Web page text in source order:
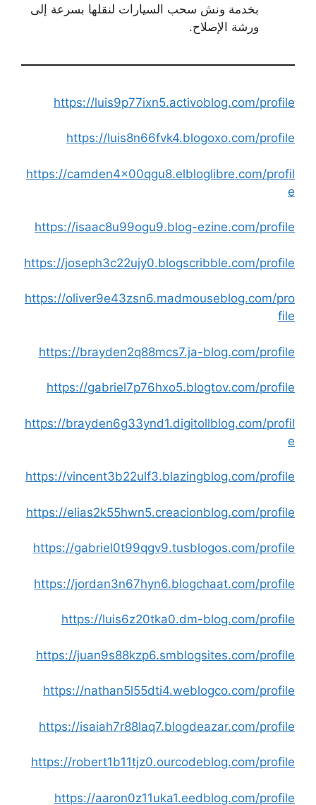
بخدمة ونش سحب السيارات لنقلها بسرعة إلى
ورشة الإصلاح.
https://luis9p77ixn5.activoblog.com/profile
https://luis8n66fvk4.blogoxo.com/profile
https://camden4x00qgu8.elbloglibre.com/profil
e
https://isaac8u99ogu9.blog-ezine.com/profile
https://joseph3c22ujy0.blogscribble.com/profile
https://oliver9e43zsn6.madmouseblog.com/pro
file
https://brayden2q88mcs7.ja-blog.com/profile
https://gabriel7p76hxo5.blogtov.com/profile
https://brayden6g33ynd1.digitollblog.com/profil
e
https://vincent3b22ulf3.blazingblog.com/profile
https://elias2k55hwn5.creacionblog.com/profile
https://gabriel0t99qgv9.tusblogos.com/profile
https://jordan3n67hyn6.blogchaat.com/profile
https://luis6z20tka0.dm-blog.com/profile
https://juan9s88kzp6.smblogsites.com/profile
https://nathan5l55dti4.weblogco.com/profile
https://isaiah7r88laq7.blogdeazar.com/profile
https://robert1b11tjz0.ourcodeblog.com/profile
https://aaron0z11uka1.eedblog.com/profile